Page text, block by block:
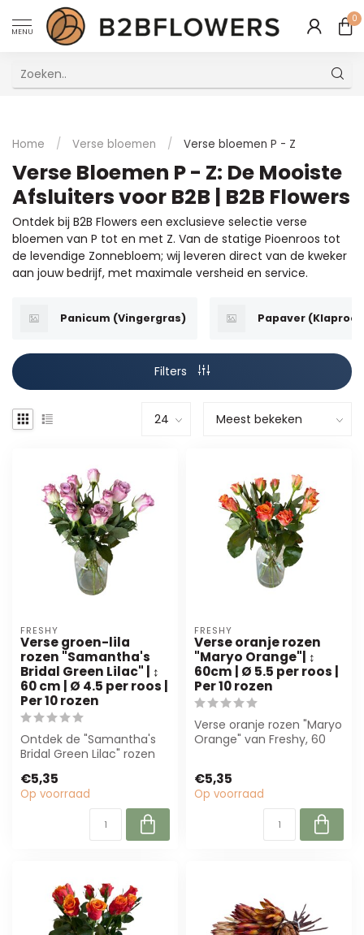
MENU
0
Home / Verse bloemen / Verse bloemen P - Z
Verse Bloemen P - Z: De Mooiste
Afsluiters voor B2B | B2B Flowers
Ontdek bij B2B Flowers een exclusieve selectie verse
bloemen van P tot en met Z. Van de statige Pioenroos tot
de levendige Zonnebloem; wij leveren direct van de kweker
aan jouw bedrijf, met maximale versheid en service.
Panicum (Vingergras) Papaver
Filters
FRESHY
Verse groen-lila
rozen "Samantha's
Bridal Green Lilac" | ↕
60 cm | Ø 4.5 per roos |
Per 10 rozen
Ontdek de "Samantha's
Bridal Green Lilac" rozen
unieke groen...
€5,35
Op voorraad
FRESHY
Verse oranje rozen
"Maryo Orange"| ↕
60cm | Ø 5.5 per roos |
Per 10 rozen
Verse oranje rozen "Maryo
Orange" van Freshy, 60
€5,35
Op voorraad